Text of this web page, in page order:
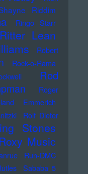
Riddim
Ringo Starr
Ritter Lean
Robert
Rock-o-Rama
Rod
Roger
Emmerich
Rolf Dieter
Stones
Roxy Music
Run-DMC
Sababa 5